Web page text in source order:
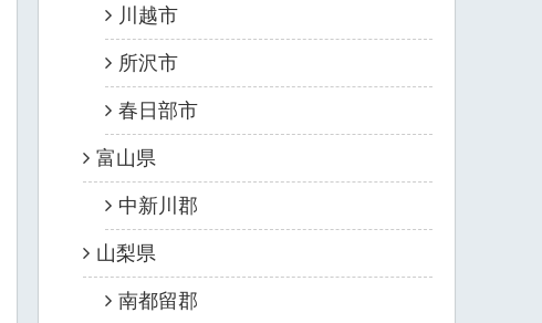
川越市
所沢市
春日部市
富山県
中新川郡
山梨県
南都留郡